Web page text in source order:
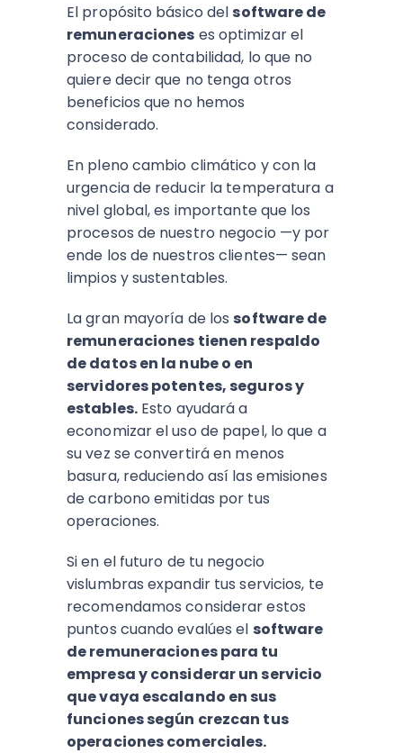
El propósito básico del software de
remuneraciones es optimizar el
proceso de contabilidad, lo que no
quiere decir que no tenga otros
beneficios que no hemos
considerado.
En pleno cambio climático y con la
urgencia de reducir la temperatura a
nivel global, es importante que los
procesos de nuestro negocio —y por
ende los de nuestros clientes— sean
limpios y sustentables.
La gran mayoría de los software de
remuneraciones tienen respaldo
de datos en la nube o en
servidores potentes, seguros y
estables.Esto ayudará a
economizar el uso de papel, lo que a
su vez se convertirá en menos
basura, reduciendo así las emisiones
de carbono emitidas por tus
operaciones.
Si en el futuro de tu negocio
vislumbras expandir tus servicios, te
recomendamos considerar estos
puntos cuando evalúes el software
de remuneraciones para tu
empresa y considerar un servicio
que vaya escalando en sus
funciones según crezcan tus
operaciones comerciales.